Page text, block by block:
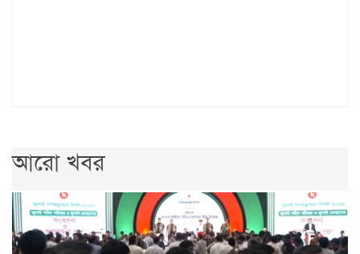
আরো খবর